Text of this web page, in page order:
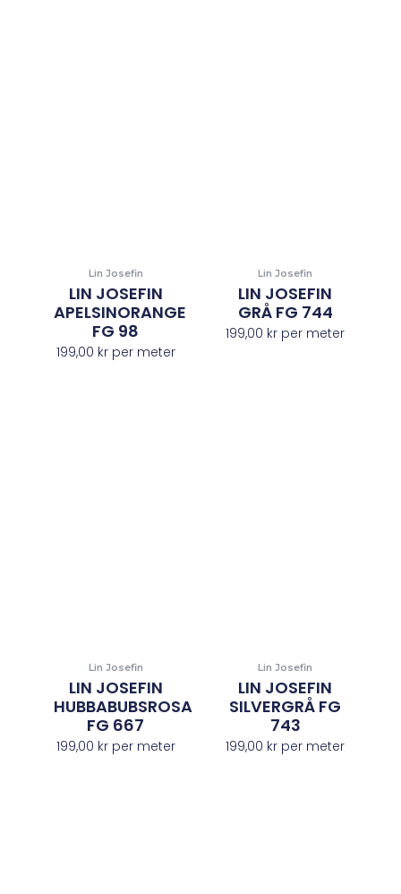
Lin Josefin
LIN JOSEFIN
APELSINORANGE
FG 98
199,00 krper meter
Lin Josefin
LIN JOSEFIN
GRÅ FG 744
199,00 kr per meter
Lin Josefin
LIN JOSEFIN
HUBBABUBSROSA
FG 667
199,00 krper meter
Lin Josefin
LIN JOSEFIN
SILVERGRÅ FG
743
199,00 kr per meter